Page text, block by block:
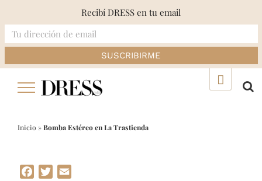
Inicio »Bomba Estéreo en La Trastienda
Facebook
Twitter
Recibí DRESS en tu email